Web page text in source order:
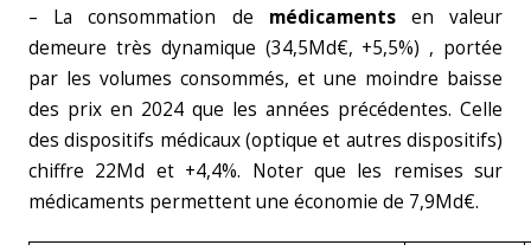
– La consommation de médicamentsen valeur
demeure très dynamique (34,5Md€, +5,5%) , portée
par les volumes consommés, et une moindre baisse
des prix en 2024 que les années précédentes. Celle
des dispositifs médicaux (optique et autres dispositifs)
chiffre 22Md et +4,4%. Noter que les remises sur
médicaments permettent une économie de 7,9Md€.